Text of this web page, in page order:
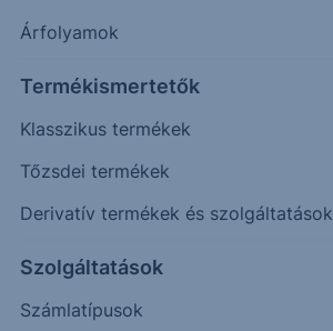
Árfolyamok
Termékismertetők
Klasszikus termékek
Tőzsdei termékek
Derivatív termékek és szolgáltatások
Szolgáltatások
Számlatípusok
Véletlenszerű
Fresenius SE & Co KGaA
Siemens Healthineers AG
Visszahívási korlát / Kupon korlát
One Star Effect korlát
120%